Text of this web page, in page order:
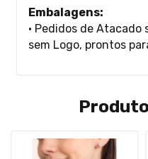
Embalagens:
• Pedidos de
sem Logo, prontos